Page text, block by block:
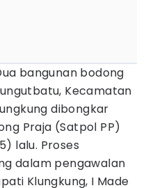
bangunan bodong
Kecamatan
dibongkar
Praja (Satpol PP)
lalu. Proses
dalam pengawalan
Klungkung, I Made